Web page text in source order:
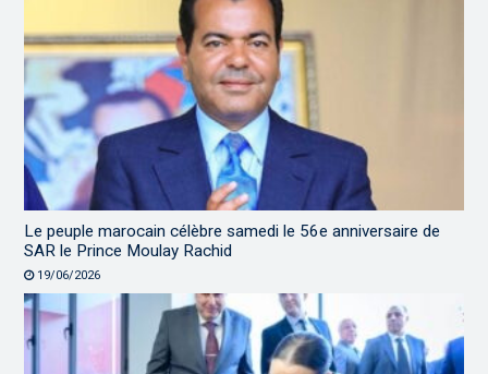
Le peuple marocain célèbre samedi le 56e anniversaire de
SAR le Prince Moulay Rachid
19/06/2026